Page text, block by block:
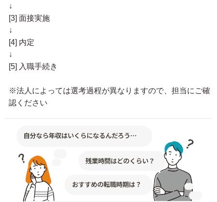
↓
[3] 面接実施
↓
[4] 内定
↓
[5] 入職手続き
※法人によっては選考過程が異なりますので、担当にご確
認ください